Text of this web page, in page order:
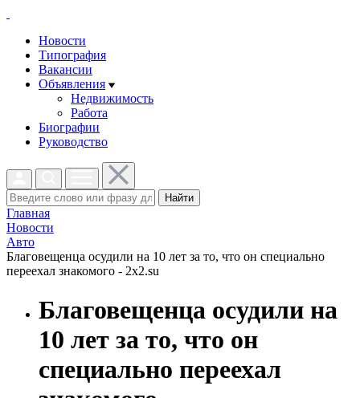
Новости
Типография
Вакансии
Объявления
Недвижимость
Работа
Биографии
Руководство
Найти
Главная
Новости
Авто
Благовещенца осудили на 10 лет за то, что он специально
переехал знакомого - 2x2.su
Благовещенца осудили на
10 лет за то, что он
специально переехал